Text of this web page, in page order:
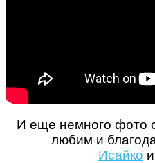
И еще немного фото
любим и
Исайко и